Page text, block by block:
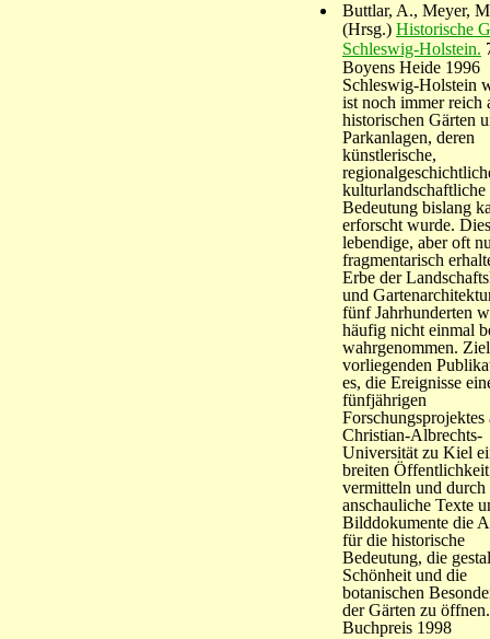
Buttlar, A., Meyer,
(Hrsg.) Historische
Schleswig-Holstein.
Boyens Heide 1996
Schleswig-Holstein
ist noch immer reich
historischen Gärten
Parkanlagen, deren
künstlerische,
kulturlandschaftliche
Bedeutung bislang
erforscht wurde.
lebendige, aber oft
fragmentarisch
Erbe der
und
fünf Jahrhunderten
häufig nicht einmal
wahrgenommen.
vorliegenden
es, die Ereignisse
fünfjährigen
Forschungsprojektes
Christian-Albrechts-
Universität zu Kiel
breiten
vermitteln und durch
anschauliche Texte
Bilddokumente die
für die historische
Bedeutung, die
Schönheit und die
botanischen
der Gärten zu
Buchpreis 1998